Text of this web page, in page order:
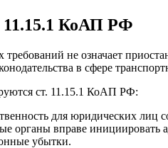
11.15.1 КоАП РФ
не означает
в сфере
ст. 11.15.1 КоАП РФ:
для юридических лиц
органы вправе инициировать
убытки.